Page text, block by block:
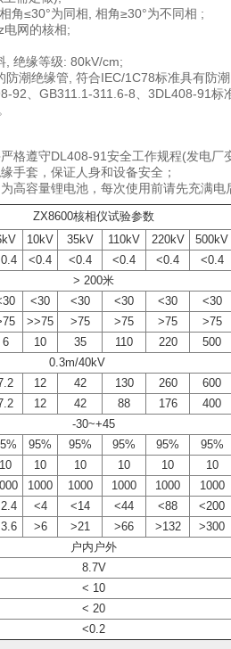
角≤30°为同相, 相角≥30°为不同相 ;
网的核相;
绝缘等级: 80kV/cm;
潮绝缘管, 符合IEC/1C78标准具有防
92、GB311.1-311.6-8、3DL408-91标
格遵守DL408-91安全工作规程(发电
手套，保证人身和设备安全；
高容量锂电池，每次使用前请先充满电
ZX8600核相仪试验参数
10kV 35kV 110kV 220kV
500kV
<0.4 <0.4 <0.4 <0.4 <0.4
> 200米
<30 <30 <30 <30 <30
>>75 >75 >75 >75 >75
6 10 35 110 220 500
0.3m/40kV
12 42 130 260 600
12 42 88 176 400
-30~+45
95% 95% 95% 95% 95%
10 10 10 10 10 10
1000 1000 1000 1000 1000
<4 <14 <44 <88 <200
>6 >21 >66 >132 >300
户内户外
8.7V
< 10
< 20
<0.2